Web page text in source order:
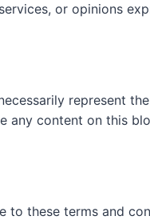
or opinions
represent
any content on this
to these terms and